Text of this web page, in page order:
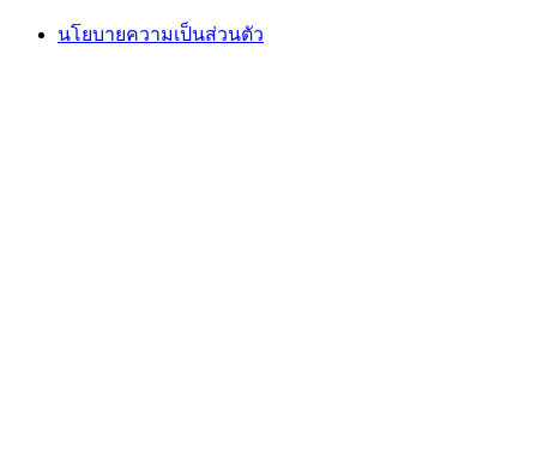
นโยบายความเป็นส่วนตัว